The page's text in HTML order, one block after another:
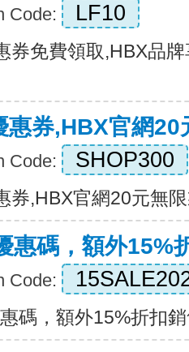
Code: LF10
券免費領取,HBX品
惠券,HBX官網20
Code: SHOP300
券,HBX官網20元無
惠碼，額外15%
Code:
碼，額外15%折扣